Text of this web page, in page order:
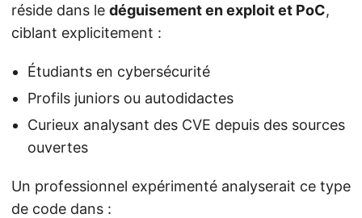
réside dans le déguisement en exploit et PoC,
ciblant explicitement :
Étudiants en cybersécurité
Profils juniors ou autodidactes
Curieux analysant des CVE depuis des sources
ouvertes
Un professionnel expérimenté analyserait ce type
de code dans :